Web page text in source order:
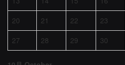
20
21 22 23
27
28 29 30